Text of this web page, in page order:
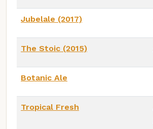
Jubelale (2017)
The Stoic (2015)
Botanic Ale
Tropical Fresh